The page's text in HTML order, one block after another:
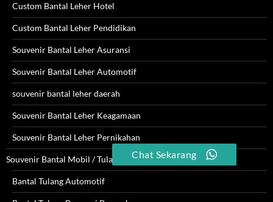
Custom Bantal Leher Hotel
Custom Bantal Leher Pendidikan
Souvenir Bantal Leher Asuransi
Souvenir Bantal Leher Automotif
souvenir bantal leher daerah
Souvenir Bantal Leher Keagamaan
Souvenir Bantal Leher Pernikahan
Souvenir Bantal Mobil / Tulang
Bantal Tulang Automotif
Chat Sekarang